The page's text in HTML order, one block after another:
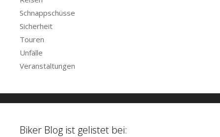
Schnappschüsse
Sicherheit
Touren
Unfälle
Veranstaltungen
Biker Blog ist gelistet bei: